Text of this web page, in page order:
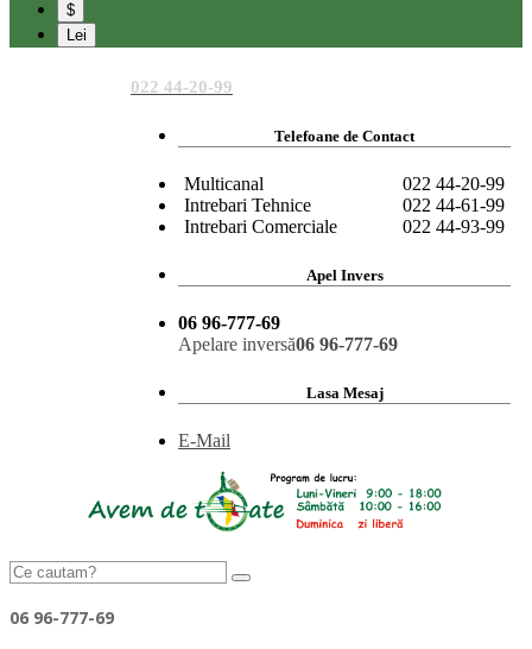
$
Lei
022 44-20-99
Telefoane de Contact
Multicanal
022 44-20-99
Intrebari Tehnice
022 44-61-99
Intrebari Comerciale
022 44-93-99
Apel Invers
06 96-777-69
Apelare inversă06 96-777-69
Lasa Mesaj
E-Mail
06 96-777-69